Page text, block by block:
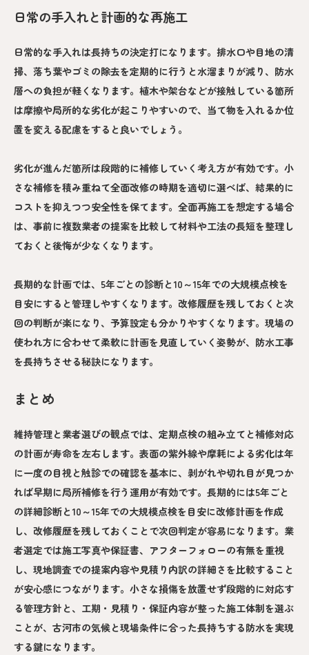
日常の手入れと計画的な再施工
日常的な手入れは長持ちの決定打になります。排水口や目地の清
掃、落ち葉やゴミの除去を定期的に行うと水溜まりが減り、防水
層への負担が軽くなります。植木や架台などが接触している箇所
は摩擦や局所的な劣化が起こりやすいので、当て物を入れるか位
置を変える配慮をすると良いでしょう。
劣化が進んだ箇所は段階的に補修していく考え方が有効です。小
さな補修を積み重ねて全面改修の時期を適切に選べば、結果的に
コストを抑えつつ安全性を保てます。全面再施工を想定する場合
は、事前に複数業者の提案を比較して材料や工法の長短を整理し
ておくと後悔が少なくなります。
長期的な計画では、5年ごとの診断と10～15年での大規模点検を
目安にすると管理しやすくなります。改修履歴を残しておくと次
回の判断が楽になり、予算設定も分かりやすくなります。現場の
使われ方に合わせて柔軟に計画を見直していく姿勢が、防水工事
を長持ちさせる秘訣になります。
まとめ
維持管理と業者選びの観点では、定期点検の組み立てと補修対応
の計画が寿命を左右します。表面の紫外線や摩耗による劣化は年
に一度の目視と触診での確認を基本に、剥がれや切れ目が見つか
れば早期に局所補修を行う運用が有効です。長期的には5年ごと
の詳細診断と10～15年での大規模点検を目安に改修計画を作成
し、改修履歴を残しておくことで次回判定が容易になります。業
者選定では施工写真や保証書、アフターフォローの有無を重視
し、現地調査での提案内容や見積り内訳の詳細さを比較すること
が安心感につながります。小さな損傷を放置せず段階的に対応す
る管理方針と、工期・見積り・保証内容が整った施工体制を選ぶ
ことが、古河市の気候と現場条件に合った長持ちする防水を実現
する鍵になります。